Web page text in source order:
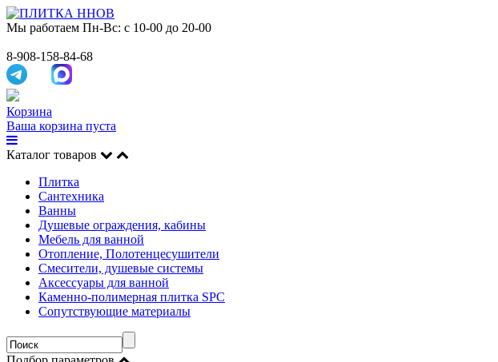
Мы работаем Пн-Вс: с 10-00 до 20-00
8-908-158-84-68
Корзина
Ваша корзина пуста
Каталог товаров
Плитка
Сантехника
Ванны
Душевые ограждения, кабины
Мебель для ванной
Отопление, Полотенцесушители
Смесители, душевые системы
Аксессуары для ванной
Каменно-полимерная плитка SPC
Сопутствующие материалы